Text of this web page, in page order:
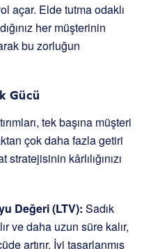
açar. Elde tutma odaklı
her müşterinin
bu zorluğun
Gücü
tek başına müşteri
çok daha fazla getiri
kârlılığınızı
Değeri (LTV): Sadık
ve daha uzun süre kalır,
artırır. İyi tasarlanmış